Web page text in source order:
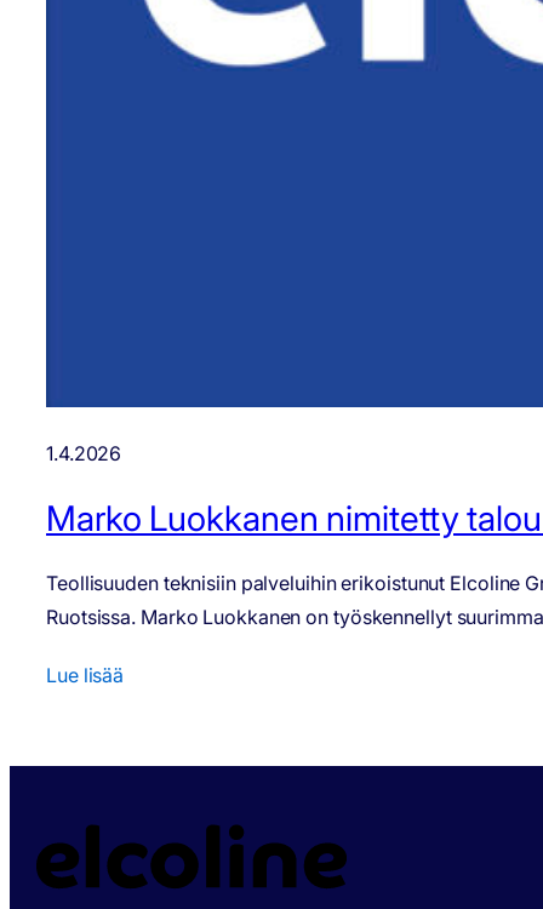
1.4.2026
Marko Luokkanen nimitetty
Teollisuuden teknisiin palveluihin erikoistunut Elcoline
Ruotsissa. Marko Luokkanen on työskennellyt
Lue lisää